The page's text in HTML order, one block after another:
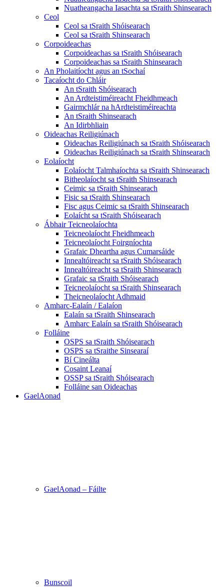
Nuatheangacha Iasachta sa tSraith Shinsearach
Ceol
Ceol sa tSraith Shóisearach
Ceol sa tSraith Shinsearach
Corpoideachas
Corpoideachas sa tSraith Shóisearach
Corpoideachas sa tSraith Shinsearach
An Pholaitíocht agus an tSochaí
Tacaíocht do Chláir
An tSraith Shóisearach
An Ardteistiméireacht Fheidhmeach
Gairmchlár na hArdteistiméireachta
An tSraith Shinsearach
An Idirbhliain
Oideachas Reiligiúnach
Oideachas Reiligiúnach sa tSraith Shóisearach
Oideachas Reiligiúnach sa tSraith Shinsearach
Eolaíocht
Eolaíocht Talmhaíochta sa tSraith Shinsearach
Bitheolaíocht sa tSraith Shinsearach
Ceimic sa tSraith Shinsearach
Fisic sa tSraith Shinsearach
Fisc agus Ceimic sa tSraith Shinsearach
Eolaícht sa tSraith Shóisearach
Ábhair Teicneolaíochta
Teicneolaíocht Fheidhmeach
Teicneolaíocht Foirgníochta
Grafaic Dheartha agus Cumarsáide
Innealtóireacht sa tSraith Shóisearach
Innealtóireacht sa tSraith Shinsearach
Grafaic sa tSraith Shóisearach
Teicneolaíocht sa tSraith Shinsearach
Theicneolaíocht Adhmaid
Amharc-Ealaín / Ealaíon
Ealaín sa tSraith Shinsearach
Amharc Ealaín sa tSraith Shóisearach
Folláine
OSPS sa tSraith Shóisearach
OSPS sa tSraithe Sinsearaí
Bí Cineálta
Cosaint Leanaí
OSSP sa tSraith Shóisearach
Folláine san Oideachas
GaelAonad
GaelAonad – Fáilte
Bunscoil